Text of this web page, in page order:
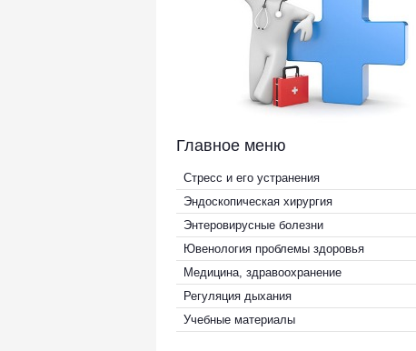
Главное меню
Стресс и его устранения
Эндоскопическая хирургия
Энтеровирусные болезни
Ювенология проблемы здоровья
Медицина, здравоохранение
Регуляция дыхания
Учебные материалы